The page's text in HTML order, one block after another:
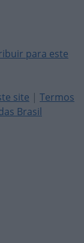
para este
site | Termos
Brasil